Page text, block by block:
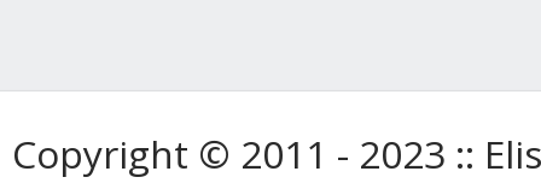
Copyright © 2011 - 2023 ::